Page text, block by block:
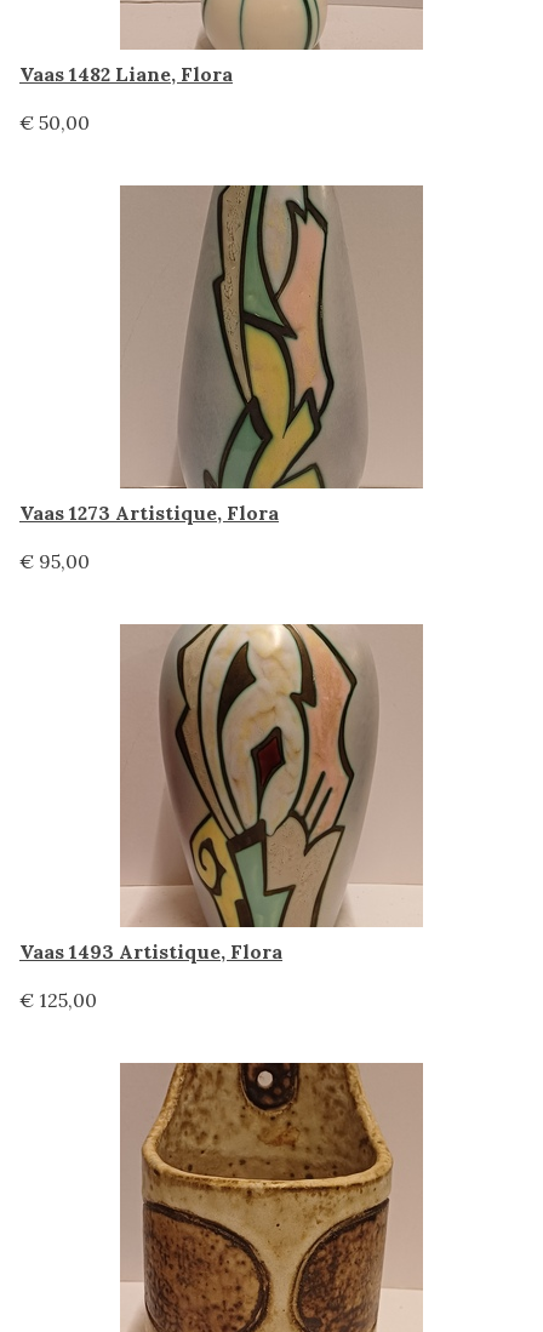
Vaas 1482 Liane, Flora
€ 50,00
Vaas 1273 Artistique, Flora
€ 95,00
Vaas 1493 Artistique, Flora
€ 125,00